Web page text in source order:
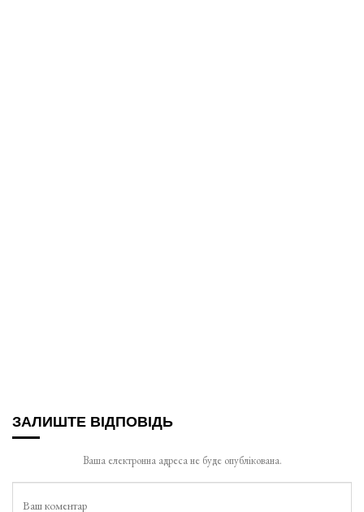
ЗАЛИШТЕ ВІДПОВІДЬ
Ваша електронна адреса не буде опублікована.